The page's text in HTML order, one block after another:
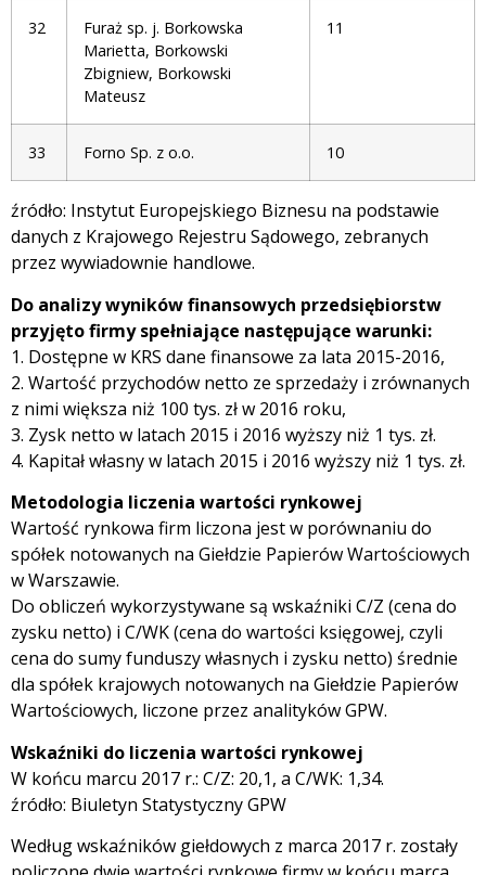
32
Furaż sp. j. Borkowska
Marietta, Borkowski
Zbigniew, Borkowski
Mateusz
11
33 Forno Sp. z o.o. 10
źródło: Instytut Europejskiego Biznesu na podstawie
danych z Krajowego Rejestru Sądowego, zebranych
przez wywiadownie handlowe.
Do analizy wyników finansowych przedsiębiorstw
przyjęto firmy spełniające następujące warunki:
1. Dostępne w KRS dane finansowe za lata 2015-2016,
2. Wartość przychodów netto ze sprzedaży i zrównanych
z nimi większa niż 100 tys. zł w 2016 roku,
3. Zysk netto w latach 2015 i 2016 wyższy niż 1 tys. zł.
4. Kapitał własny w latach 2015 i 2016 wyższy niż 1 tys. zł.
Metodologia liczenia wartości rynkowej
Wartość rynkowa firm liczona jest w porównaniu do
spółek notowanych na Giełdzie Papierów Wartościowych
w Warszawie.
Do obliczeń wykorzystywane są wskaźniki C/Z (cena do
zysku netto) i C/WK (cena do wartości księgowej, czyli
cena do sumy funduszy własnych i zysku netto) średnie
dla spółek krajowych notowanych na Giełdzie Papierów
Wartościowych, liczone przez analityków GPW.
Wskaźniki do liczenia wartości rynkowej
W końcu marcu 2017 r.: C/Z: 20,1, a C/WK: 1,34.
źródło: Biuletyn Statystyczny GPW
Według wskaźników giełdowych z marca 2017 r. zostały